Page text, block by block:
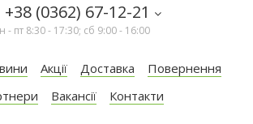
(0362) 67-12-21
- пт 8:30 - 17:30; сб 9:00 - 16:00
Акції Доставка
Повернення
Вакансії Контакти